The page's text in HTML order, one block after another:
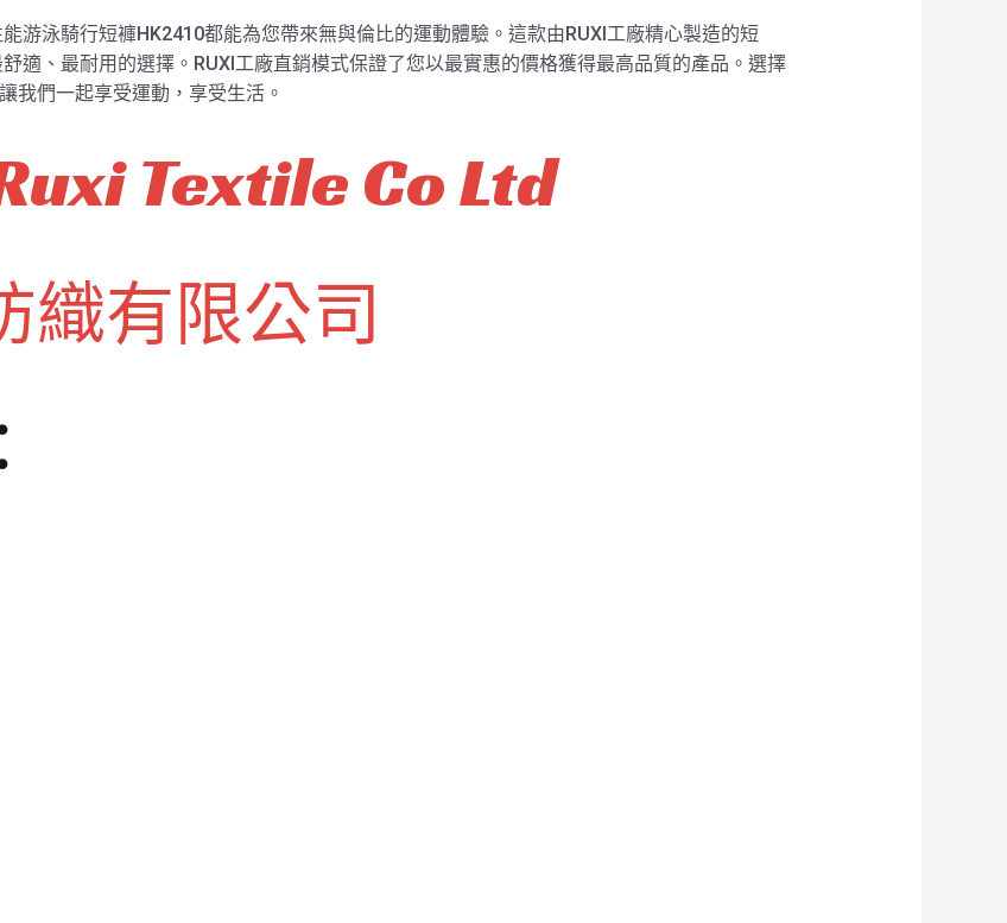
游泳騎行短褲HK2410都能為您帶來無與倫比的運動體驗。這款由RUXI工廠精心製造的短
適、最耐用的選擇。RUXI工廠直銷模式保證了您以最實惠的價格獲得最高品質的產品。選擇
我們一起享受運動，享受生活。
Textile Co Ltd
織有限公司